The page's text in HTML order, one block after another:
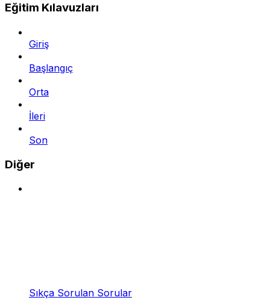
Eğitim Kılavuzları
Giriş
Başlangıç
Orta
İleri
Son
Diğer
Sıkça Sorulan Sorular